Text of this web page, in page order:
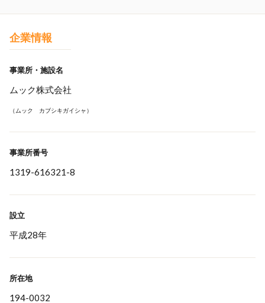
企業情報
事業所・施設名
ムック株式会社
（ムック カブシキガイシャ）
事業所番号
1319-616321-8
設立
平成28年
所在地
194-0032